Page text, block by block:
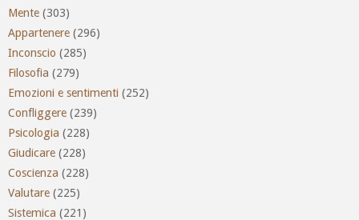
Mente (303)
Appartenere (296)
Inconscio (285)
Filosofia (279)
Emozioni e sentimenti (252)
Confliggere (239)
Psicologia (228)
Giudicare (228)
Coscienza (228)
Valutare (225)
Sistemica (221)